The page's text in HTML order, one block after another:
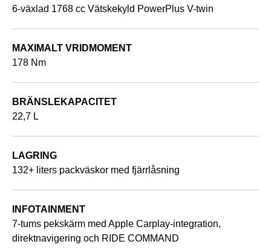
6-växlad 1768 cc Vätskekyld PowerPlus V-twin
MAXIMALT VRIDMOMENT
178 Nm
BRÄNSLEKAPACITET
22,7 L
LAGRING
132+ liters packväskor med fjärrlåsning
INFOTAINMENT
7-tums pekskärm med Apple Carplay-integration,
direktnavigering och RIDE COMMAND